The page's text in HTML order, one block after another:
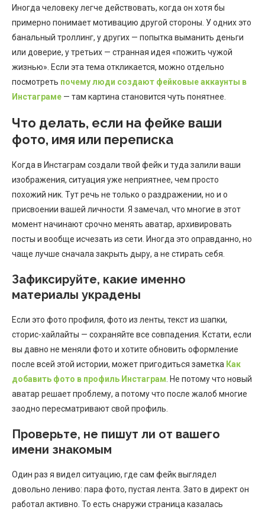
Иногда человеку легче действовать, когда он хотя бы
примерно понимает мотивацию другой стороны. У одних это
банальный троллинг, у других — попытка выманить деньги
или доверие, у третьих — странная идея «пожить чужой
жизнью». Если эта тема откликается, можно отдельно
посмотреть почему люди создают фейковые аккаунты в
Инстаграме — там картина становится чуть понятнее.
Что делать, если на фейке ваши
фото, имя или переписка
Когда в Инстаграм создали твой фейк и туда залили ваши
изображения, ситуация уже неприятнее, чем просто
похожий ник. Тут речь не только о раздражении, но и о
присвоении вашей личности. Я замечал, что многие в этот
момент начинают срочно менять аватар, архивировать
посты и вообще исчезать из сети. Иногда это оправданно, но
чаще лучше сначала закрыть дыру, а не стирать себя.
Зафиксируйте, какие именно
материалы украдены
Если это фото профиля, фото из ленты, текст из шапки,
сторис-хайлайты — сохраняйте все совпадения. Кстати, если
вы давно не меняли фото и хотите обновить оформление
после всей этой истории, может пригодиться заметка Как
добавить фото в профиль Инстаграм . Не потому что новый
аватар решает проблему, а потому что после жалоб многие
заодно пересматривают свой профиль.
Проверьте, не пишут ли от вашего
имени знакомым
Один раз я видел ситуацию, где сам фейк выглядел
довольно лениво: пара фото, пустая лента. Зато в директ он
работал активно. То есть снаружи страница казалась